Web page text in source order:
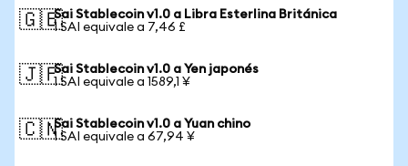
🇬🇧Sai Stablecoin v1.0 a Libra Esterlina Británica
1 SAI equivale a 7,46 £
🇯🇵Sai Stablecoin v1.0 a Yen japonés
1 SAI equivale a 1589,1 ¥
🇨🇳Sai Stablecoin v1.0 a Yuan chino
1 SAI equivale a 67,94 ¥